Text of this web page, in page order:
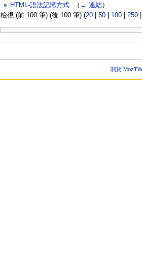
HTML-語法記憶方式‎ （ ← 連結）
檢視 (前 100 筆) (後 100 筆) (20| 50| 100| 250
關於